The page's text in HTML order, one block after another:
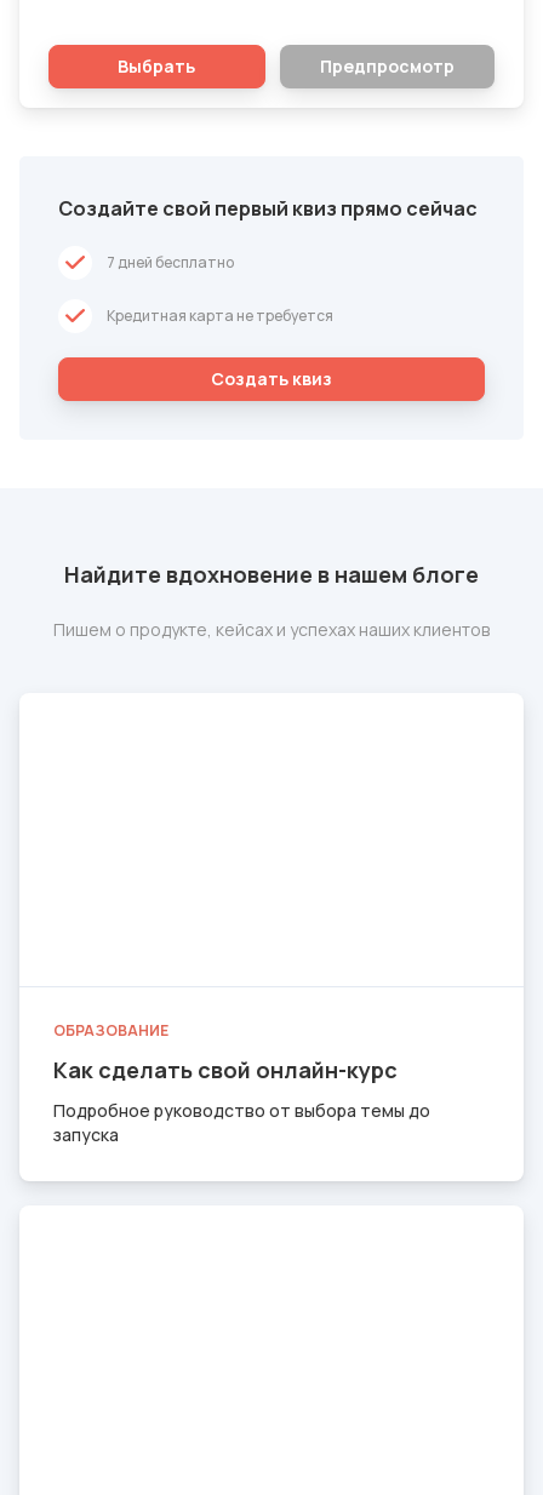
Выбрать Предпросмотр
Создайте свой первый квиз прямо сейчас
7 дней бесплатно
Кредитная карта не требуется
Cоздать квиз
Найдите вдохновение в нашем блоге
Пишем о продукте, кейсах и успехах наших клиентов
ОБРАЗОВАНИЕ
Как сделать свой онлайн-курс
Подробное руководство от выбора темы до
запуска